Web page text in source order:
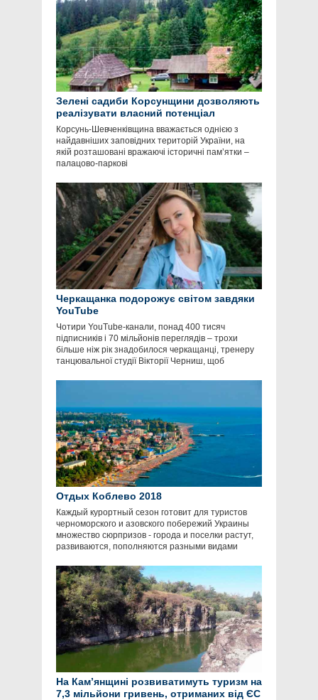
Зелені садиби Корсунщини дозволяють
реалізувати власний потенціал
Корсунь-Шевченківщина вважається однією з
найдавніших заповідних територій України, на
якій розташовані вражаючі історичні пам’ятки –
палацово-паркові
Черкащанка подорожує світом завдяки
YouTube
Чотири YouTube-канали, понад 400 тисяч
підписників і 70 мільйонів переглядів – трохи
більше ніж рік знадобилося черкащанці, тренеру
танцювальної студії Вікторії Черниш, щоб
Отдых Коблево 2018
Каждый курортный сезон готовит для туристов
черноморского и азовского побережий Украины
множество сюрпризов - города и поселки растут,
развиваются, пополняются разными видами
На Кам’янщині розвиватимуть туризм на
7,3 мільйони гривень, отриманих від ЄС